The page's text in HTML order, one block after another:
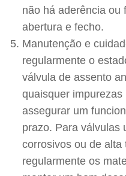
não há aderência ou
abertura e fecho.
Manutenção e
regularmente o
válvula de assento
quaisquer
assegurar um
prazo. Para válvulas
corrosivos ou de
regularmente os